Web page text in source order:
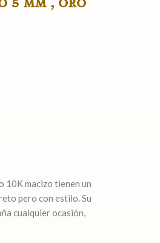
10K macizo tienen un
pero con estilo. Su
cualquier ocasión,